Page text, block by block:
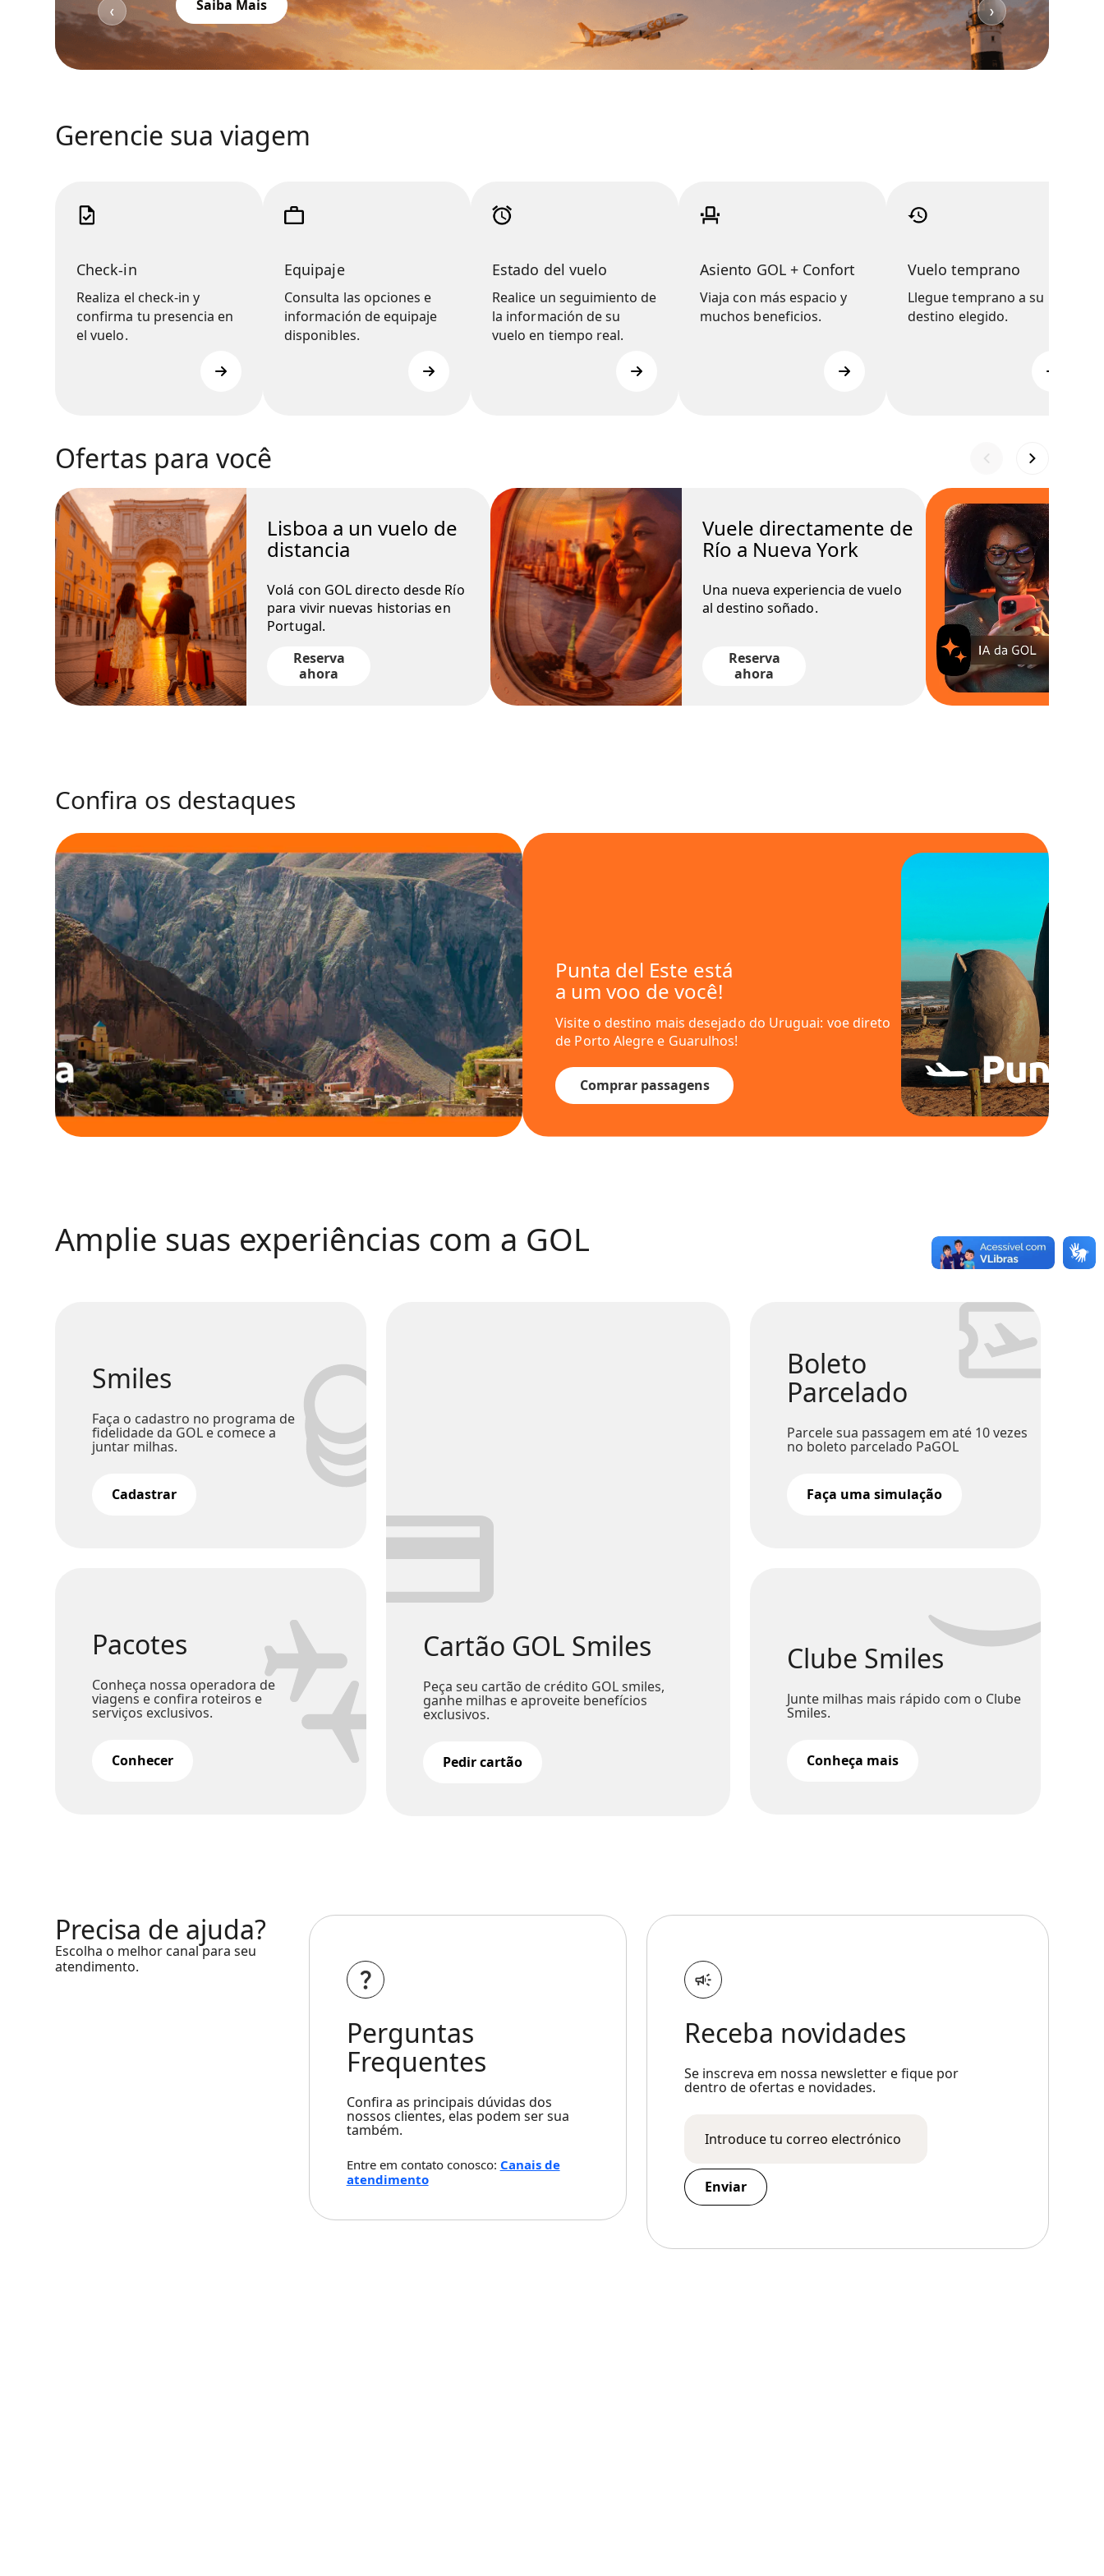
❮ Saiba Mais Saiba mais
❯
Gerencie sua viagem
Check-in
Realiza el check-in y
confirma tu presencia en
el vuelo.
Equipaje
Consulta las opciones e
información de equipaje
disponibles.
Estado del vuelo
Realice un seguimiento de
la información de su
vuelo en tiempo real.
Asiento GOL + Confort
Viaja con más espacio y
muchos beneficios.
Vuelo temprano
Llegue temprano a su
destino elegido.
Ofertas para você
Lisboa a un vuelo de
distancia
Volá con GOL directo desde Río
para vivir nuevas historias en
Portugal.
Reserva
ahora
Vuele directamente de
Río a Nueva York
Una nueva experiencia de vuelo
al destino soñado.
Reserva
ahora
Confira os destaques
Punta del Este está
a um voo de você!
Visite o destino mais desejado do Uruguai: voe direto
de Porto Alegre e Guarulhos!
Comprar passagens
Amplie suas experiências com a GOL
Smiles
Faça o cadastro no programa de
fidelidade da GOL e comece a
juntar milhas.
Cadastrar
Pacotes
Conheça nossa operadora de
viagens e confira roteiros e
serviços exclusivos.
Conhecer
Cartão GOL Smiles
Peça seu cartão de crédito GOL smiles,
ganhe milhas e aproveite benefícios
exclusivos.
Pedir cartão
Boleto
Parcelado
Parcele sua passagem em até 10 vezes
no boleto parcelado PaGOL
Faça uma simulação
Clube Smiles
Junte milhas mais rápido com o Clube
Smiles.
Conheça mais
Precisa de ajuda?
Escolha o melhor canal para seu
atendimento.
Perguntas
Frequentes
Confira as principais dúvidas dos
nossos clientes, elas podem ser sua
também.
Entre em contato conosco: Canais de
atendimento
Receba novidades
Se inscreva em nossa newsletter e fique por
dentro de ofertas e novidades.
Enviar